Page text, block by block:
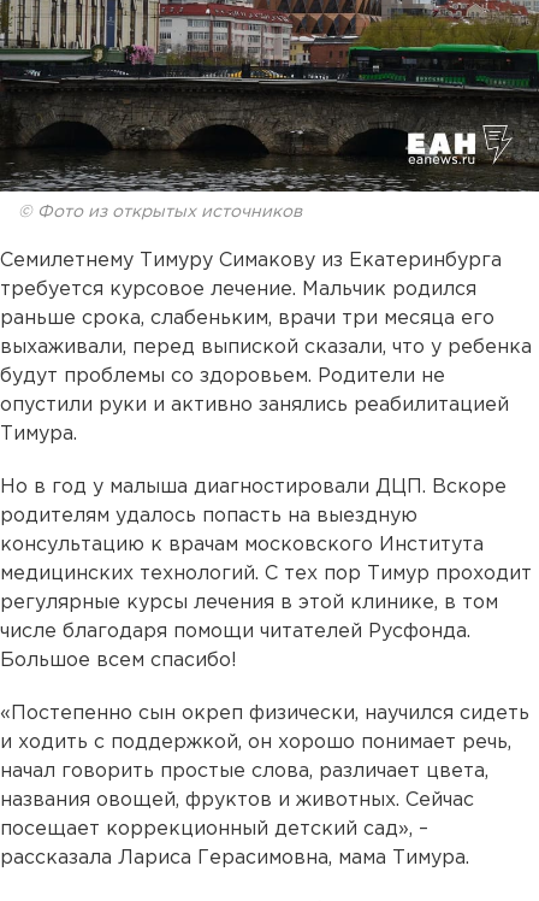
© Фото из открытых источников
Семилетнему Тимуру Симакову из Екатеринбурга
требуется курсовое лечение. Мальчик родился
раньше срока, слабеньким, врачи три месяца его
выхаживали, перед выпиской сказали, что у ребенка
будут проблемы со здоровьем. Родители не
опустили руки и активно занялись реабилитацией
Тимура.
Но в год у малыша диагностировали ДЦП. Вскоре
родителям удалось попасть на выездную
консультацию к врачам московского Института
медицинских технологий. С тех пор Тимур проходит
регулярные курсы лечения в этой клинике, в том
числе благодаря помощи читателей Русфонда.
Большое всем спасибо!
«Постепенно сын окреп физически, научился сидеть
и ходить с поддержкой, он хорошо понимает речь,
начал говорить простые слова, различает цвета,
названия овощей, фруктов и животных. Сейчас
посещает коррекционный детский сад», –
рассказала Лариса Герасимовна, мама Тимура.